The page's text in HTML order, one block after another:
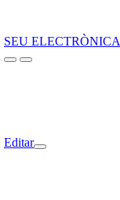
SEU ELECTRÒNICA
Editar